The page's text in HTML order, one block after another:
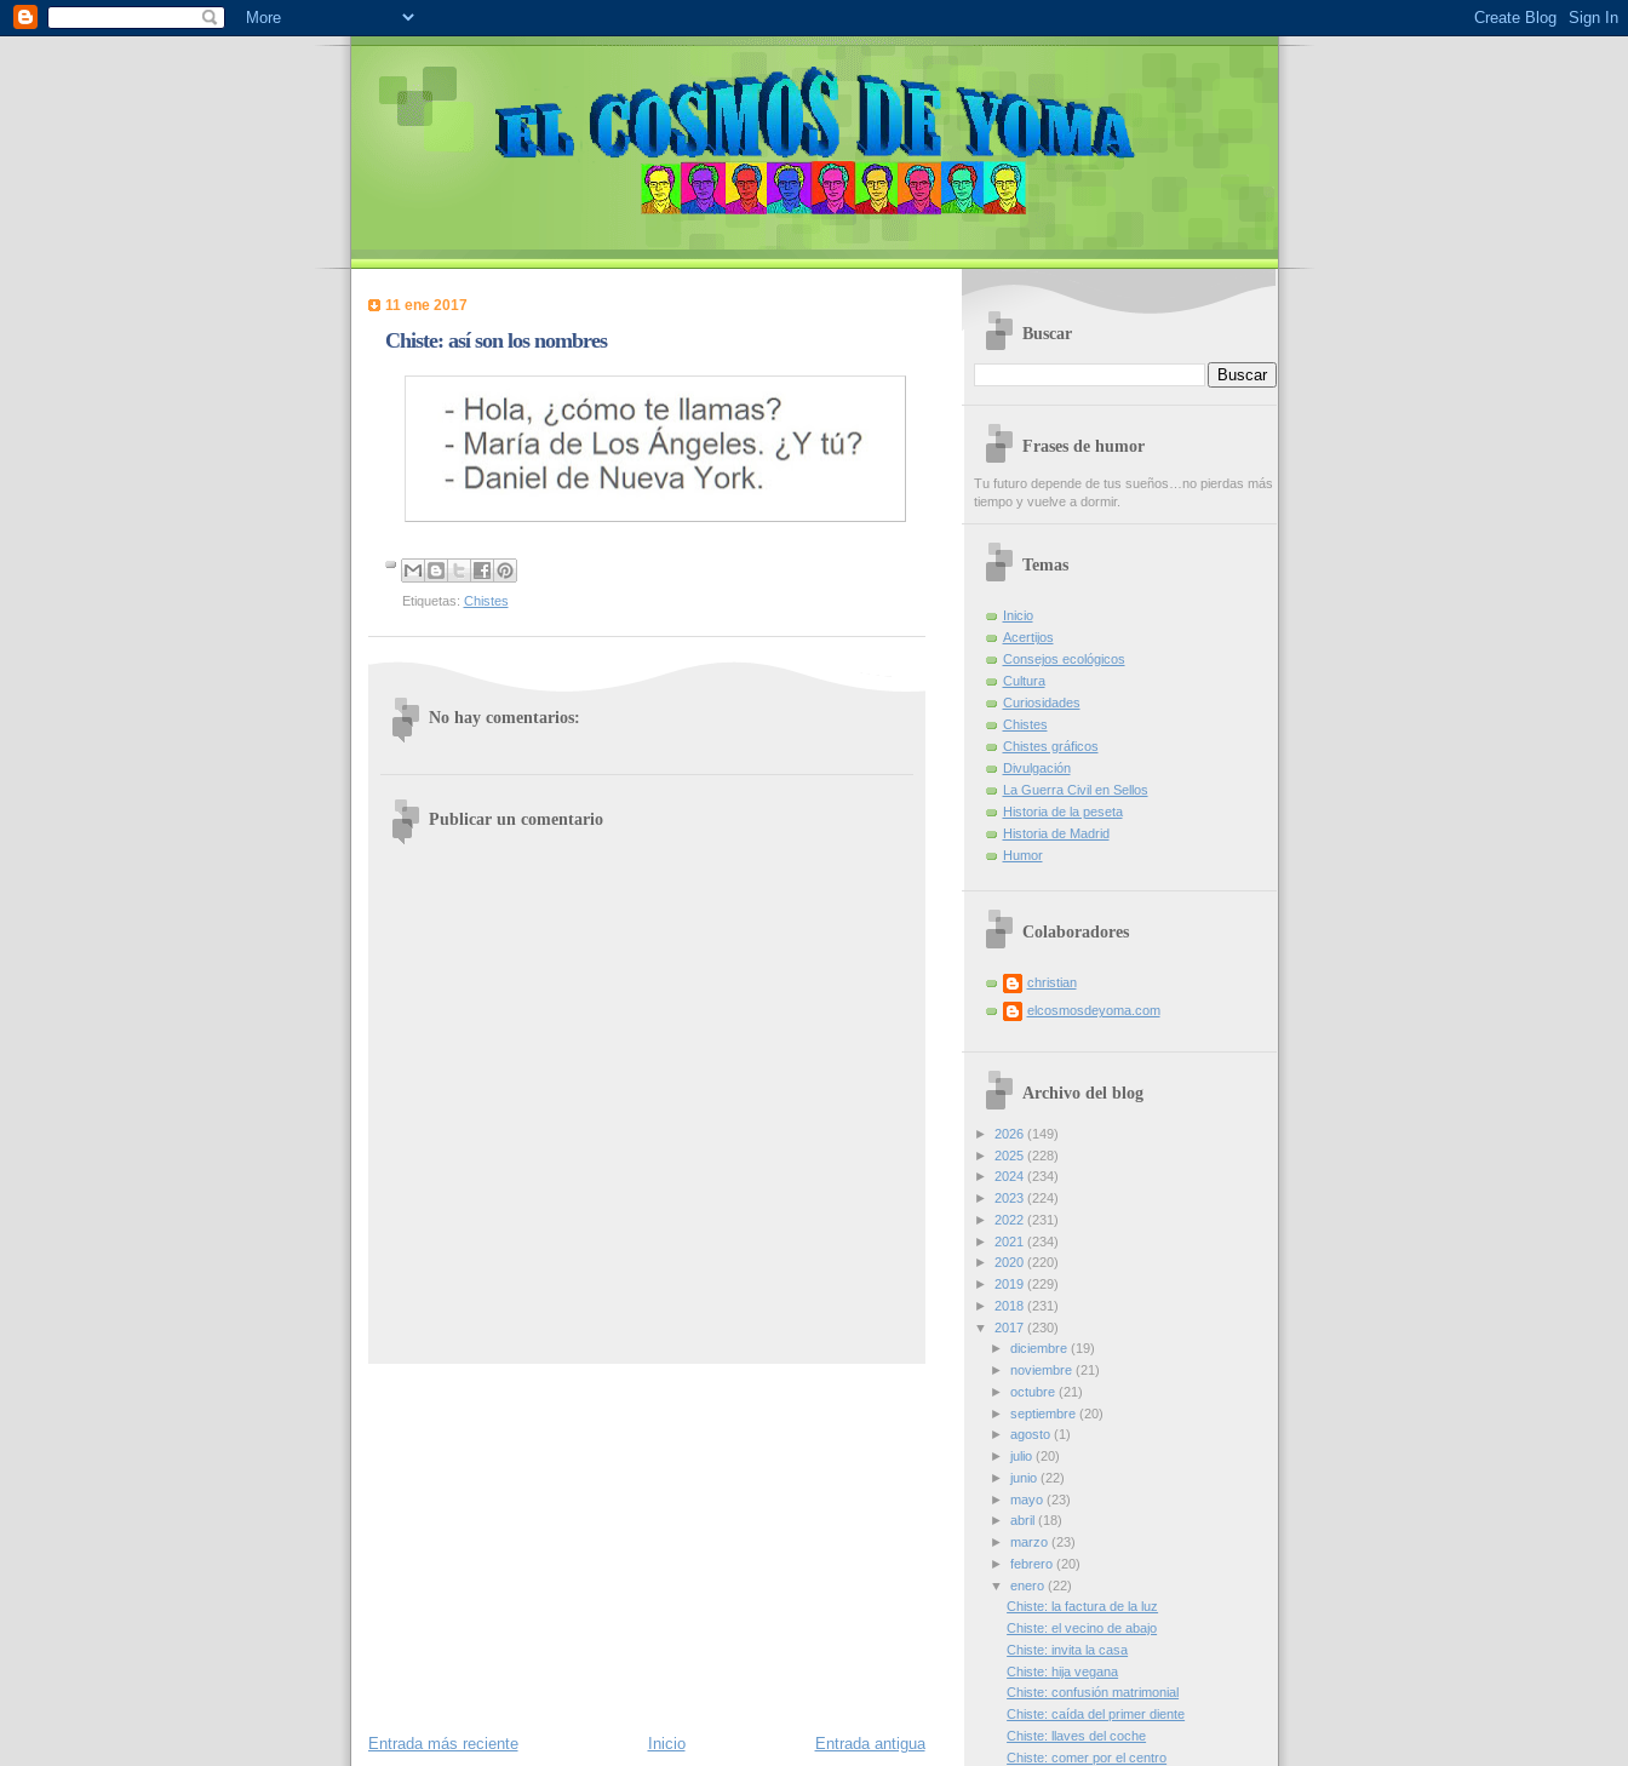
11 ene 2017
Chiste: así son los nombres
Etiquetas: Chistes
No hay comentarios:
Publicar un comentario
Entrada más reciente Entrada antigua
Inicio
Buscar
Frases de humor
Tu futuro depende de tus sueños…no pierdas más
tiempo y vuelve a dormir.
Temas
Inicio
Acertijos
Consejos ecológicos
Cultura
Curiosidades
Chistes
Chistes gráficos
Divulgación
La Guerra Civil en Sellos
Historia de la peseta
Historia de Madrid
Humor
Colaboradores
christian
elcosmosdeyoma.com
Archivo del blog
► 2026 (149)
► 2025 (228)
► 2024 (234)
► 2023 (224)
► 2022 (231)
► 2021 (234)
► 2020 (220)
► 2019 (229)
► 2018 (231)
▼ 2017 (230)
► diciembre (19)
► noviembre (21)
► octubre (21)
► septiembre (20)
► agosto (1)
► julio (20)
► junio (22)
► mayo (23)
► abril (18)
► marzo (23)
► febrero (20)
▼ enero (22)
Chiste: la factura de la luz
Chiste: el vecino de abajo
Chiste: invita la casa
Chiste: hija vegana
Chiste: confusión matrimonial
Chiste: caída del primer diente
Chiste: llaves del coche
Chiste: comer por el centro